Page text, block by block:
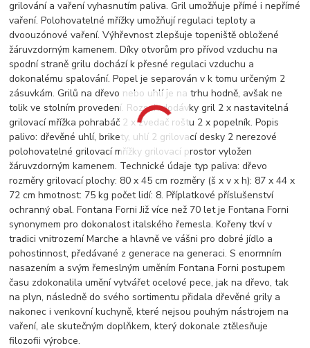
grilování a vaření vyhasnutím paliva. Gril umožňuje přímé i nepřímé
vaření. Polohovatelné mřížky umožňují regulaci teploty a
dvoouzónové vaření. Výhřevnost zlepšuje topeniště obložené
žáruvzdorným kamenem. Díky otvorům pro přívod vzduchu na
spodní straně grilu dochází k přesné regulaci vzduchu a
dokonalému spalování. Popel je separován v k tomu určeným 2
zásuvkám. Grilů na dřevo nebo uhlí je na trhu hodně, avšak ne
tolik ve stolním provedení. Rozsah dodávky gril 2 x nastavitelná
grilovací mřížka pohrabáč 2 x zvedač roštu 2 x popelník. Popis
palivo: dřevěné uhlí, brikety, uhlí 2 grilovací desky 2 nerezové
polohovatelné grilovací mřížky grilovací prostor vyložen
žáruvzdorným kamenem. Technické údaje typ paliva: dřevo
rozměry grilovací plochy: 80 x 45 cm rozměry (š x v x h): 87 x 44 x
72 cm hmotnost: 75 kg počet lidí: 8. Příplatkové příslušenství
ochranný obal. Fontana Forni Již více než 70 let je Fontana Forni
synonymem pro dokonalost italského řemesla. Kořeny tkví v
tradici vnitrozemí Marche a hlavně ve vášni pro dobré jídlo a
pohostinnost, předávané z generace na generaci. S enormním
nasazením a svým řemeslným uměním Fontana Forni postupem
času zdokonalila umění vytvářet ocelové pece, jak na dřevo, tak
na plyn, následně do svého sortimentu přidala dřevěné grily a
nakonec i venkovní kuchyně, které nejsou pouhým nástrojem na
vaření, ale skutečným doplňkem, který dokonale ztělesňuje
filozofii výrobce.